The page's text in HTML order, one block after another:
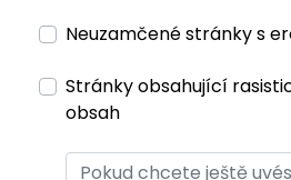
Neuzamčené stránky s
Stránky obsahující
obsah